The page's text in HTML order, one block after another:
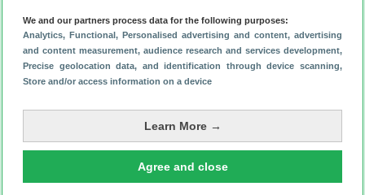
We and our partners process data for the following purposes:
Analytics, Functional, Personalised advertising and content, advertising
and content measurement, audience research and services development,
Precise geolocation data, and identification through device scanning,
Store and/or access information on a device
Learn More →
Agree and close
Geen zin om voor Spotify te betalen? 4 trucjes voor de
gratis versie (5 aug)
Dit is wanneer de Google Assistent écht helemaal verdwijnt
(5 aug)